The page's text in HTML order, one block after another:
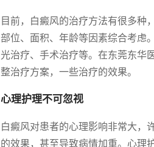
目前，白癜风的治疗方法有很多种
部位、面积、年龄等因素综合考虑
光治疗、手术治疗等。在东莞东华
整治疗方案，一些治疗的效果。
心理护理不可忽视
白癜风对患者的心理影响非常大，
的效果，甚至导致病情加重。心理